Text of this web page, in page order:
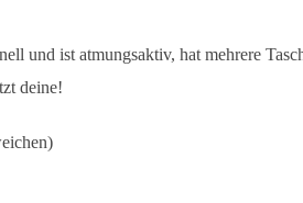
und ist atmungsaktiv, hat mehrere
deine!